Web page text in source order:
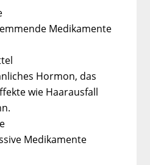
Medikamente
Hormon, das
wie Haarausfall
Medikamente